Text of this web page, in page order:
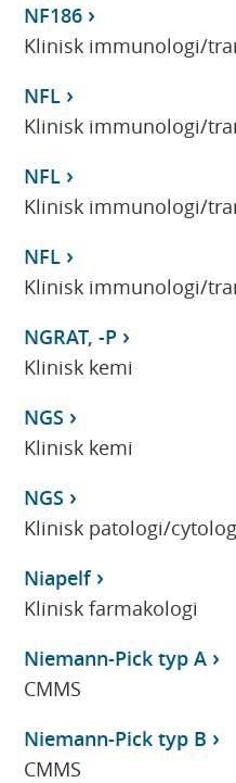
NF186
Klinisk immunologi/
NFL
Klinisk immunologi/
NFL
Klinisk immunologi/
NFL
Klinisk immunologi/
NGRAT, -P
Klinisk kemi
NGS
Klinisk kemi
NGS
Klinisk patologi/
Niapelf
Klinisk farmakologi
Niemann-Pick typ A
CMMS
Niemann-Pick typ B
CMMS